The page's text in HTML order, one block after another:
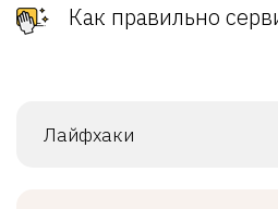
Как правильно
Лайфхаки